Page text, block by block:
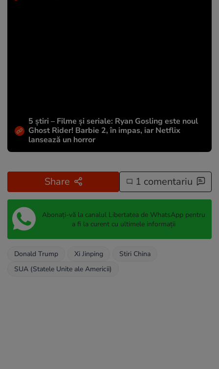
5 știri – Filme și seriale: Ryan Gosling este noul
Ghost Rider! Barbie 2, în impas, iar Netflix
lansează un horror
Share 1 comentariu
Abonați-vă la canalul Libertatea de WhatsApp pentru
a fi la curent cu ultimele informații
Donald Trump Xi Jinping
Stiri China
SUA (Statele Unite ale Americii)